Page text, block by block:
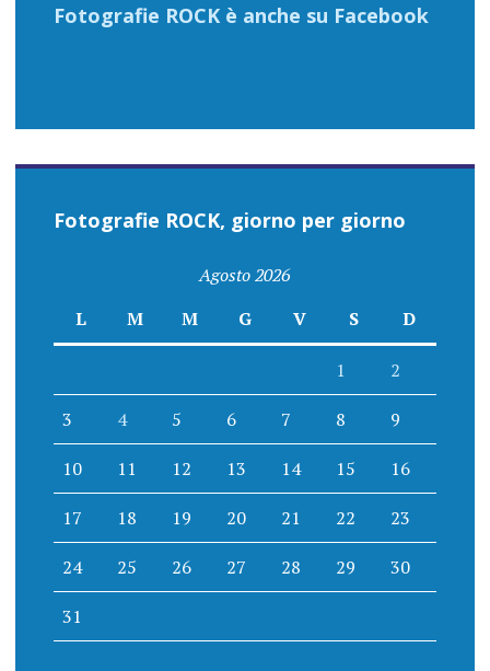
Fotografie ROCK è anche su Facebook
Fotografie ROCK, giorno per giorno
Agosto 2026
L
M M G V S D
1 2
3 4 5 6 7 8 9
10 11 12 13 14 15 16
17 18 19 20 21 22 23
24 25 26 27 28 29 30
31